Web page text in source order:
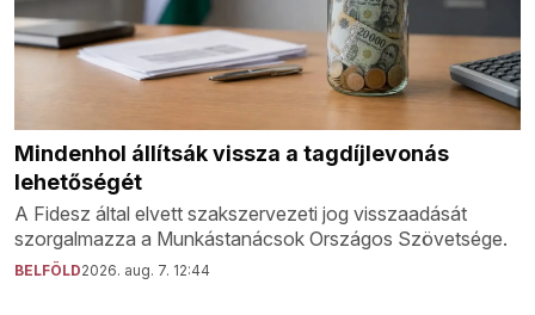
Mindenhol állítsák vissza a tagdíjlevonás
lehetőségét
A Fidesz által elvett szakszervezeti jog visszaadását
szorgalmazza a Munkástanácsok Országos Szövetsége.
BELFÖLD2026. aug. 7. 12:44